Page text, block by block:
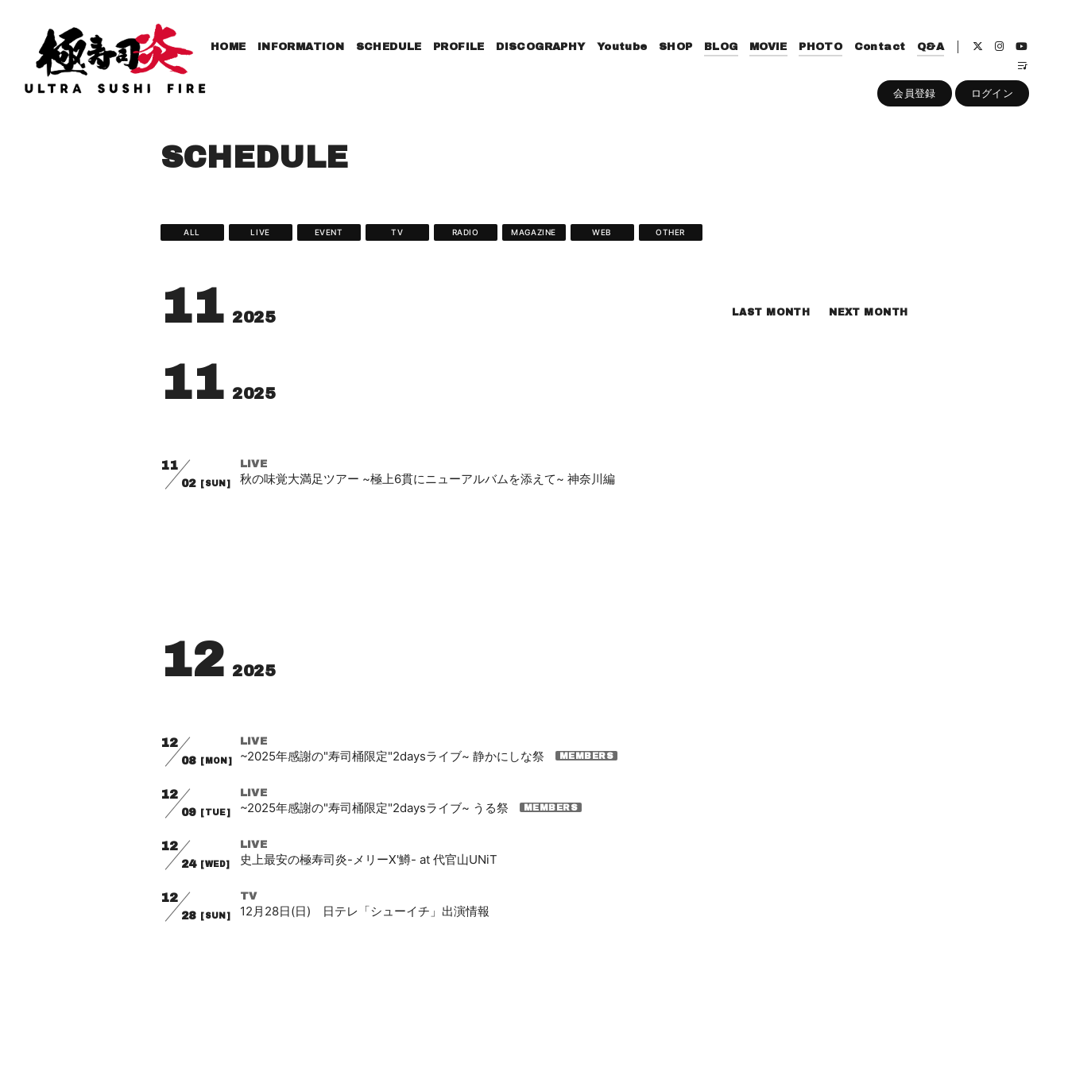
HOME INFORMATION SCHEDULE PROFILE DISCOGRAPHY Youtube SHOP BLOG MOVIE PHOTO Contact Q&A
会員登録 ログイン
SCHEDULE
ALL LIVE EVENT TV RADIO MAGAZINE WEB OTHER
11 2025 LAST MONTH NEXT MONTH
11 2025
11
02 [SUN]
LIVE
秋の味覚大満足ツアー ~極上6貫にニューアルバムを添えて~ 神奈川編
12 2025
12
08 [MON]
LIVE
~2025年感謝の"寿司桶限定"2daysライブ~ 静かにしな祭
12
09 [TUE]
LIVE
~2025年感謝の"寿司桶限定"2daysライブ~ うる祭
12
24 [WED]
LIVE
史上最安の極寿司炎-メリーX'鱒- at 代官山UNiT
12
28 [SUN]
TV
12月28日(日) 日テレ「シューイチ」出演情報